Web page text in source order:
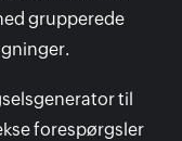
grupperede
til
forespørgsler